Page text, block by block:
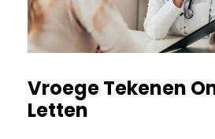
Vroege Tekenen
Letten